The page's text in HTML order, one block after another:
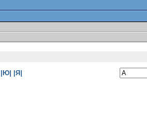
|Ю| |Я|